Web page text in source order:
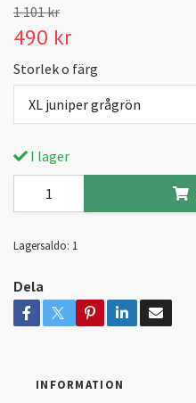
1 101 kr
490 kr
Storlek o färg
XL juniper grågrön
I lager
Lagersaldo: 1
Dela
INFORMATION